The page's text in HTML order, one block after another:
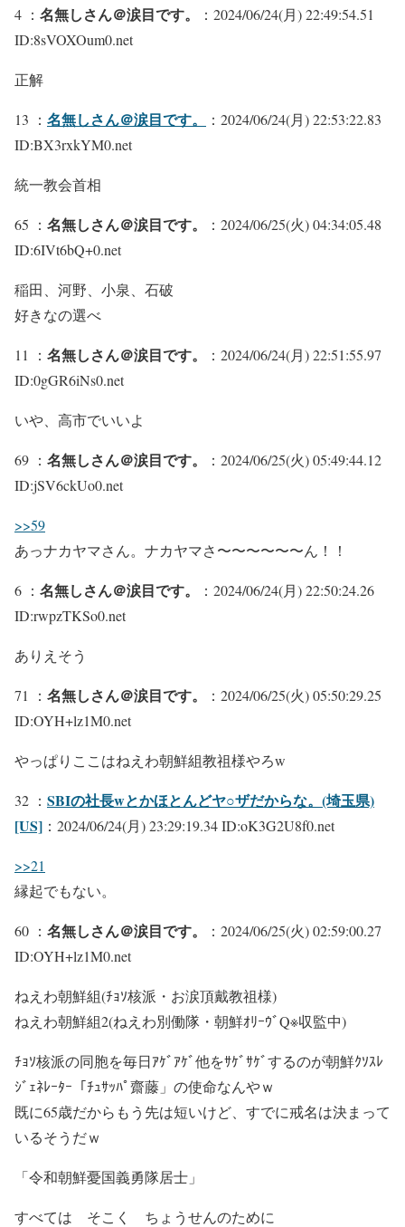
4 ： 名無しさん＠涙目です。
：2024/06/24(月) 22:49:54.51
ID:8sVOXOum0.net
正解
13 ： 名無しさん＠涙目です。
：2024/06/24(月) 22:53:22.83
ID:BX3rxkYM0.net
統一教会首相
65 ： 名無しさん＠涙目です。
：2024/06/25(火) 04:34:05.48
ID:6IVt6bQ+0.net
稲田、河野、小泉、石破
好きなの選べ
11 ： 名無しさん＠涙目です。
：2024/06/24(月) 22:51:55.97
ID:0gGR6iNs0.net
いや、高市でいいよ
69 ： 名無しさん＠涙目です。
：2024/06/25(火) 05:49:44.12
ID:jSV6ckUo0.net
>>59
あっナカヤマさん。ナカヤマさ〜〜〜〜〜〜ん！！
6 ： 名無しさん＠涙目です。
：2024/06/24(月) 22:50:24.26
ID:rwpzTKSo0.net
ありえそう
71 ： 名無しさん＠涙目です。
：2024/06/25(火) 05:50:29.25
ID:OYH+lz1M0.net
やっぱりここはねえわ朝鮮組教祖様やろw
32 ： SBIの社長wとかほとんどヤ○ザだからな。(埼玉県)
[US] ：2024/06/24(月) 23:29:19.34 ID:oK3G2U8f0.net
>>21
縁起でもない。
60 ： 名無しさん＠涙目です。
：2024/06/25(火) 02:59:00.27
ID:OYH+lz1M0.net
ねえわ朝鮮組(ﾁｮｿ核派・お涙頂戴教祖様)
ねえわ朝鮮組2(ねえわ別働隊・朝鮮ｵﾘｰｳﾞQ※収監中)
ﾁｮｿ核派の同胞を毎日ｱｹﾞｱｹﾞ他をｻｹﾞｻｹﾞするのが朝鮮ｸｿｽﾚ
ｼﾞｪﾈﾚｰﾀｰ「ﾁｭｻｯﾊﾟ齋藤」の使命なんやｗ
既に65歳だからもう先は短いけど、すでに戒名は決まって
いるそうだｗ
「令和朝鮮憂国義勇隊居士」
すべては そこく ちょうせんのために